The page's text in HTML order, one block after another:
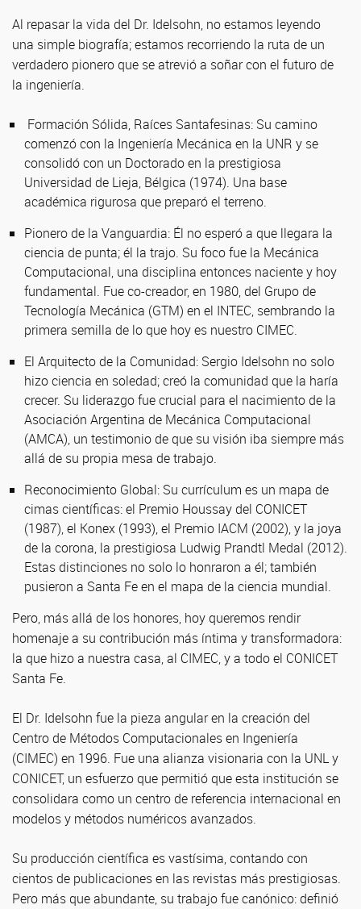
Al repasar la vida del Dr. Idelsohn, no estamos leyendo
una simple biografía; estamos recorriendo la ruta de un
verdadero pionero que se atrevió a soñar con el futuro de
la ingeniería.
Formación Sólida, Raíces Santafesinas: Su camino
comenzó con la Ingeniería Mecánica en la UNR y se
consolidó con un Doctorado en la prestigiosa
Universidad de Lieja, Bélgica (1974). Una base
académica rigurosa que preparó el terreno.
Pionero de la Vanguardia: Él no esperó a que llegara la
ciencia de punta; él la trajo. Su foco fue la Mecánica
Computacional, una disciplina entonces naciente y hoy
fundamental. Fue co-creador, en 1980, del Grupo de
Tecnología Mecánica (GTM) en el INTEC, sembrando la
primera semilla de lo que hoy es nuestro CIMEC.
El Arquitecto de la Comunidad: Sergio Idelsohn no solo
hizo ciencia en soledad; creó la comunidad que la haría
crecer. Su liderazgo fue crucial para el nacimiento de la
Asociación Argentina de Mecánica Computacional
(AMCA), un testimonio de que su visión iba siempre más
allá de su propia mesa de trabajo.
Reconocimiento Global: Su currículum es un mapa de
cimas científicas: el Premio Houssay del CONICET
(1987), el Konex (1993), el Premio IACM (2002), y la joya
de la corona, la prestigiosa Ludwig Prandtl Medal (2012).
Estas distinciones no solo lo honraron a él; también
pusieron a Santa Fe en el mapa de la ciencia mundial.
Pero, más allá de los honores, hoy queremos rendir
homenaje a su contribución más íntima y transformadora:
la que hizo a nuestra casa, al CIMEC, y a todo el CONICET
Santa Fe.
El Dr. Idelsohn fue la pieza angular en la creación del
Centro de Métodos Computacionales en Ingeniería
(CIMEC) en 1996. Fue una alianza visionaria con la UNL y
CONICET, un esfuerzo que permitió que esta institución se
consolidara como un centro de referencia internacional en
modelos y métodos numéricos avanzados.
Su producción científica es vastísima, contando con
cientos de publicaciones en las revistas más prestigiosas.
Pero más que abundante, su trabajo fue canónico: definió